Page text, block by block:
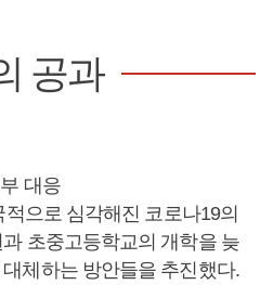
공과
대응
으로 심각해진 코로나19의
초중고등학교의 개학을 늦
체하는 방안들을 추진했다.